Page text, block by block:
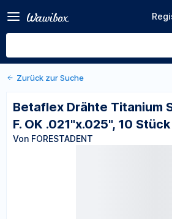
Straight-Arch-F. OK
.021"x.025", 10 Stück
Von FORESTADENT
Zurück zur Suche
Betaflex Drähte Titanium
F. OK .021"x.025", 10 Stück
Von FORESTADENT